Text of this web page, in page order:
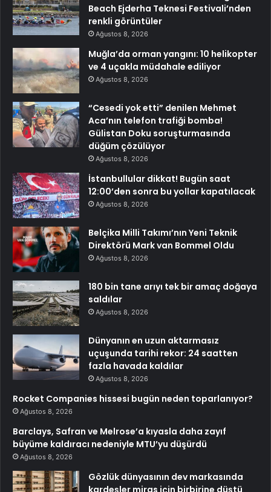
Beach Ejderha Teknesi Festivali’nden
renkli görüntüler
Ağustos 8, 2026
Muğla’da orman yangını: 10 helikopter
ve 4 uçakla müdahale ediliyor
Ağustos 8, 2026
“Cesedi yok etti” denilen Mehmet
Aca’nın telefon trafiği bomba!
Gülistan Doku soruşturmasında
düğüm çözülüyor
Ağustos 8, 2026
İstanbullular dikkat! Bugün saat
12:00’den sonra bu yollar kapatılacak
Ağustos 8, 2026
Belçika Milli Takımı’nın Yeni Teknik
Direktörü Mark van Bommel Oldu
Ağustos 8, 2026
180 bin tane arıyı tek bir amaç doğaya
saldılar
Ağustos 8, 2026
Dünyanın en uzun aktarmasız
uçuşunda tarihi rekor: 24 saatten
fazla havada kaldılar
Ağustos 8, 2026
Rocket Companies hissesi bugün neden toparlanıyor?
Ağustos 8, 2026
Barclays, Safran ve Melrose’a kıyasla daha zayıf
büyüme kaldıracı nedeniyle MTU’yu düşürdü
Ağustos 8, 2026
Gözlük dünyasının dev markasında
kardeşler miras için birbirine düştü